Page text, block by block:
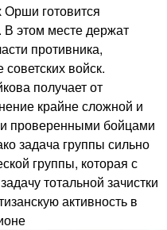
Орши готовится
этом месте держат
противника,
войск.
получает от
крайне сложной и
проверенными бойцами
задача группы сильно
группы, которая с
тотальной зачистки
активность в